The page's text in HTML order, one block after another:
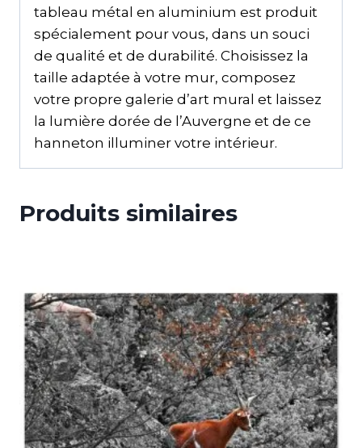
tableau métal en aluminium est produit
spécialement pour vous, dans un souci
de qualité et de durabilité. Choisissez la
taille adaptée à votre mur, composez
votre propre galerie d’art mural et laissez
la lumière dorée de l’Auvergne et de ce
hanneton illuminer votre intérieur.
Produits similaires